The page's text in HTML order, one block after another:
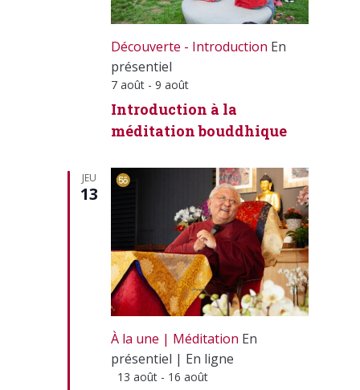
Découverte - Introduction En
présentiel
7 août -9 août
Introduction à la
méditation bouddhique
JEU
13
À la une Méditation En
présentiel | En ligne
Mis
13 août - 16 août